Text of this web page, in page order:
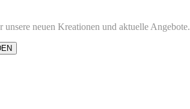
neuen Kreationen und aktuelle Angebote.